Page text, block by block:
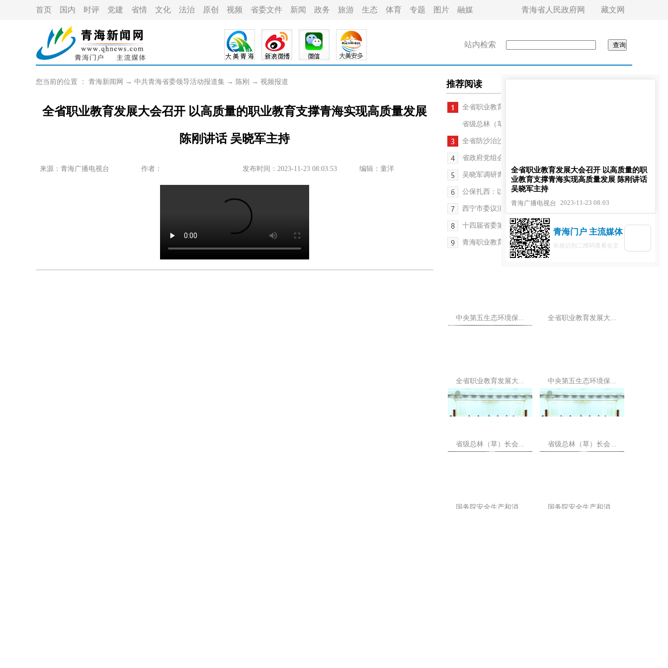
首页 国内 时评 党建 省情 文化 法治 原创 视频 省委文件 新闻 政务 旅游 生态 体育 专题 图片 融媒 青海省人民政府网 藏文网
站内检索
您当前的位置 ： 青海新闻网 → 中共青海省委领导活动报道集 → 陈刚 → 视频报道
全省职业教育发展大会召开 以高质量的职业教育支撑青海实现高质量发展
陈刚讲话 吴晓军主持
来源：青海广播电视台 作者： 发布时间：2023-11-23 08:03:53 编辑：童洋
推荐阅读
全省职业教育发展大会召开
省级总林（草）长会议召开
全省防沙治沙暨“三北”工程六期推进会召开
省政府党组会议召开 吴晓军主持
吴晓军调研青海理工大学筹建工作
公保扎西：以高质量发展成果检验主题教育成效
西宁市委议消会议召开 王卫东讲话
十四届省委第三轮巡视向玉树州反馈巡视情况
青海职业教育支援帮扶合作协议签约仪式举行
中央第五生态环境保...
全省职业教育发展大...
省级总林（草）长会...
国务院安全生产和消...
全省职业教育发展大...
中央第五生态环境保...
省级总林（草）长会...
国务院安全生产和消...
全省职业教育发展大会召开 以高质量的职
业教育支撑青海实现高质量发展 陈刚讲话
吴晓军主持
青海广播电视台 2023-11-23 08:03
青海门户 主流媒体
长按识别二维码查看全文